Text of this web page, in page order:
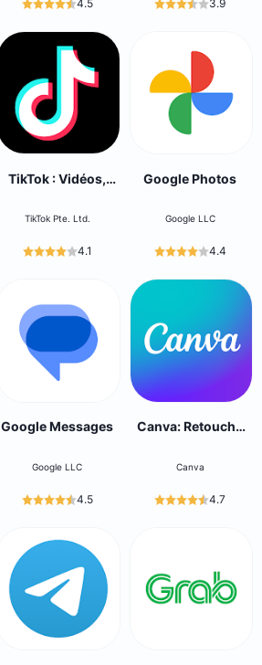
4.5 3.9
TikTok : Vidéos,
TikTok Pte. Ltd.
4.1
Google Photos
Google LLC
4.4
Google Messages
Google LLC
4.5
Canva: Retouche
Canva
4.7